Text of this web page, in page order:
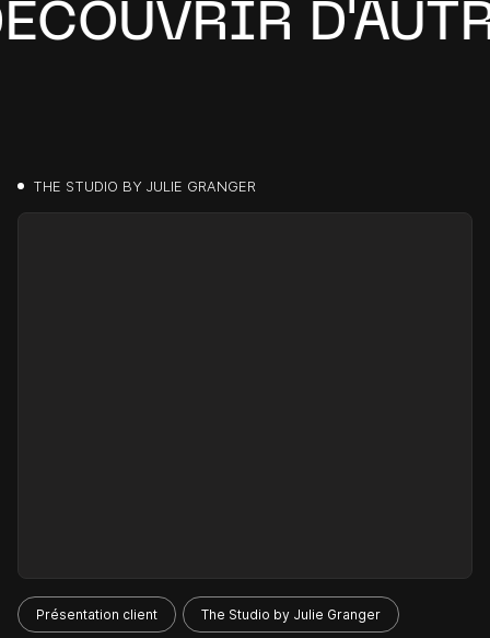
THE STUDIO BY JULIE GRANGER
Présentation client The Studio by Julie Granger